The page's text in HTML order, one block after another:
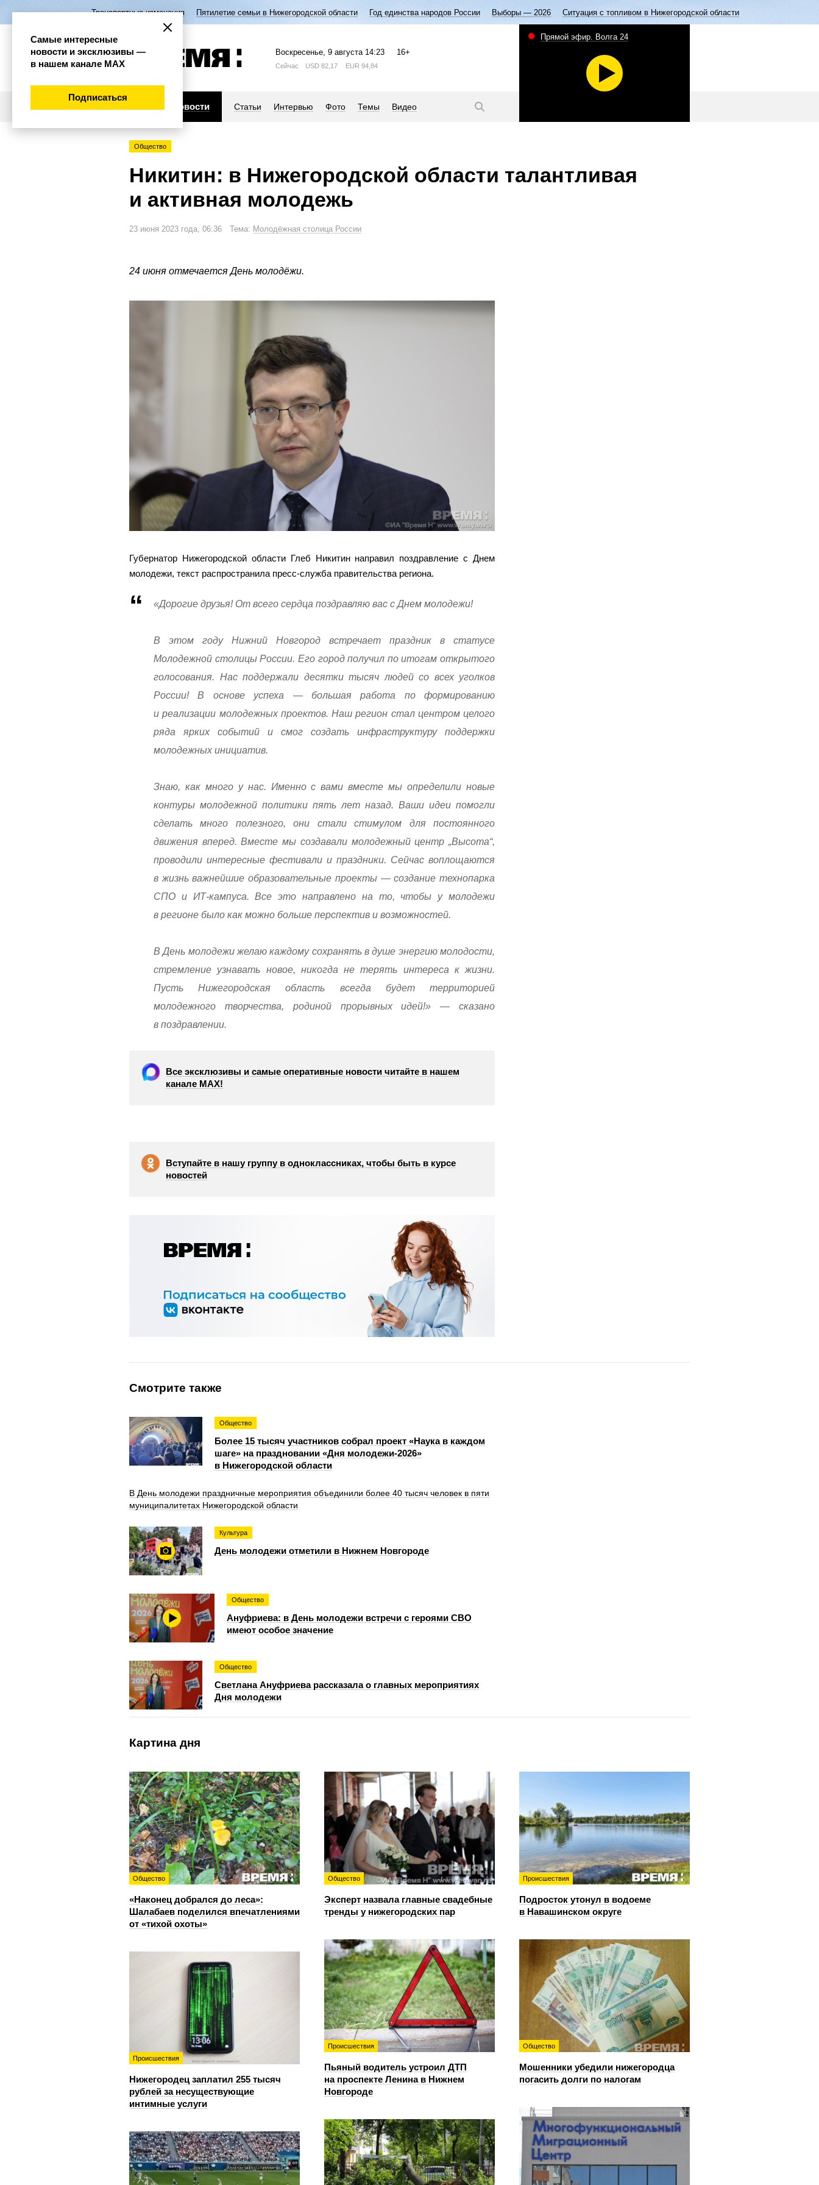
Транспортные изменения Пятилетие семьи в Нижегородской области Год единства народов России Выборы — 2026 Ситуация с топливом в Нижегородской области
Воскресенье, 9 августа 14:23 16+
Сейчас USD 82,17 EUR 94,84
Новости Статьи Интервью Фото Темы Видео
Прямой эфир. Волга 24
Общество
Никитин: в Нижегородской области талантливая
и активная молодежь
23 июня 2023 года, 06:36 Тема: Молодёжная столица России
24 июня отмечается День молодёжи.
Губернатор Нижегородской области Глеб Никитин направил поздравление с Днем
молодежи, текст распространила пресс-служба правительства региона.
«Дорогие друзья! От всего сердца поздравляю вас с Днем молодежи!
В этом году Нижний Новгород встречает праздник в статусе
Молодежной столицы России. Его город получил по итогам открытого
голосования. Нас поддержали десятки тысяч людей со всех уголков
России! В основе успеха — большая работа по формированию
и реализации молодежных проектов. Наш регион стал центром целого
ряда ярких событий и смог создать инфраструктуру поддержки
молодежных инициатив.
Знаю, как много у нас. Именно с вами вместе мы определили новые
контуры молодежной политики пять лет назад. Ваши идеи помогли
сделать много полезного, они стали стимулом для постоянного
движения вперед. Вместе мы создавали молодежный центр „Высота“,
проводили интересные фестивали и праздники. Сейчас воплощаются
в жизнь важнейшие образовательные проекты — создание технопарка
СПО и ИТ-кампуса. Все это направлено на то, чтобы у молодежи
в регионе было как можно больше перспектив и возможностей.
В День молодежи желаю каждому сохранять в душе энергию молодости,
стремление узнавать новое, никогда не терять интереса к жизни.
Пусть Нижегородская область всегда будет территорией
молодежного творчества, родиной прорывных идей!» — сказано
в поздравлении.
Все эксклюзивы и самые оперативные новости читайте в нашем
канале МАХ!
Вступайте в нашу группу в одноклассниках, чтобы быть в курсе
новостей
Смотрите также
Общество
Более 15 тысяч участников собрал проект «Наука в каждом
шаге» на праздновании «Дня молодежи-2026»
в Нижегородской области
В День молодежи праздничные мероприятия объединили более 40 тысяч человек в пяти
муниципалитетах Нижегородской области
Культура
День молодежи отметили в Нижнем Новгороде
Общество
Ануфриева: в День молодежи встречи с героями СВО
имеют особое значение
Общество
Светлана Ануфриева рассказала о главных мероприятиях
Дня молодежи
Картина дня
Общество
«Наконец добрался до леса»:
Шалабаев поделился впечатлениями
от «тихой охоты»
Общество
Эксперт назвала главные свадебные
тренды у нижегородских пар
Происшествия
Подросток утонул в водоеме
в Навашинском округе
Происшествия
Пьяный водитель устроил ДТП
на проспекте Ленина в Нижнем
Новгороде
Общество
Мошенники убедили нижегородца
погасить долги по налогам
Происшествия
Нижегородец заплатил 255 тысяч
рублей за несуществующие
интимные услуги
Самые интересные
новости и эксклюзивы —
в нашем канале МАХ
Подписаться